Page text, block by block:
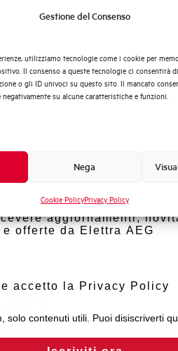
Gestione del Consenso
utilizziamo tecnologie come i cookie per
Il consenso a queste tecnologie ci consentirà
o gli ID univoci su questo sito. Il mancato
su alcune caratteristiche e funzioni.
Nega
Cookie PolicyPrivacy Policy
di stoccaggio
dove
rapidamente ai nostri prodotti e
ti interessano di più?
Industriale
tecnica
aggiornamenti,
e offerte da Elettra AEG
accetto la Privacy Policy
solo contenuti utili. Puoi disiscriverti